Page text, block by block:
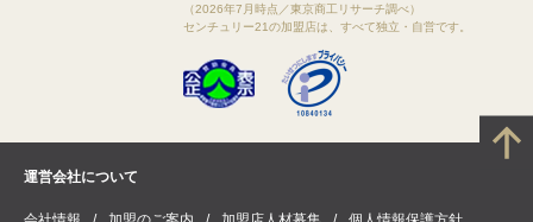
（2026年7月時点／東京商工リサーチ調べ）
センチュリー21の加盟店は、すべて独立・自営です。
運営会社について